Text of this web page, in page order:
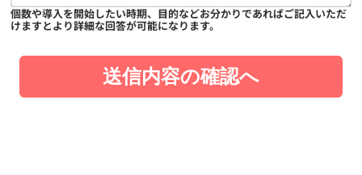
個数や導入を開始したい時期、目的などお分かりであればご記入いただ
けますとより詳細な回答が可能になります。
送信内容の確認へ